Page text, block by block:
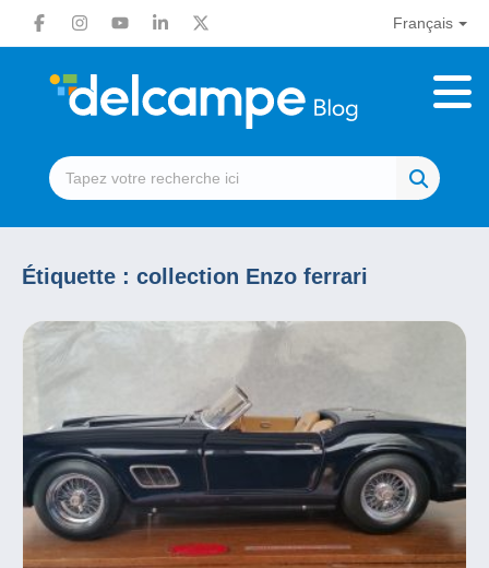
Français
Étiquette : collection Enzo ferrari